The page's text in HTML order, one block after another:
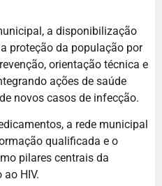
a disponibilização
proteção da população por
orientação técnica e
ações de saúde
novos casos de infecção.
a rede municipal
qualificada e o
pilares centrais da
HIV.